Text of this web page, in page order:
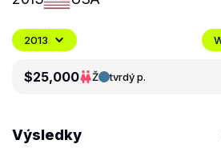
2013
$25,000 Ž tvrdý p.
Výsledky